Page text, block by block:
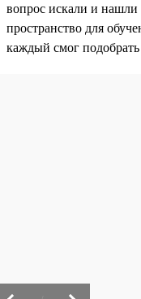
вопрос искали и нашли
пространство для
каждый смог